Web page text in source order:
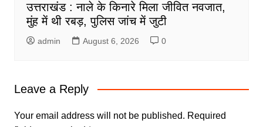
उत्तराखंड : नाले के किनारे मिला जीवित नवजात,
मुंह में थी रबड़, पुलिस जांच में जुटी
admin August 6, 2026 0
Leave a Reply
Your email address will not be published. Required